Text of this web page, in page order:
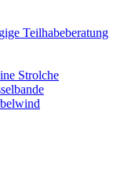
Teilhabeberatung
Strolche